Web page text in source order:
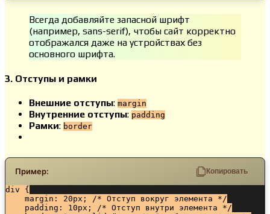
Всегда добавляйте запасной шрифт
(например, sans-serif), чтобы сайт корректно
отображался даже на устройствах без
основного шрифта.
3. Отступы и рамки
Внешние отступы: margin
Внутренние отступы: padding
Рамки: border
Пример: Копировать
div {
    margin: 20px; /* Отступ вокруг элемента */
    padding: 10px; /* Отступ внутри элемента */